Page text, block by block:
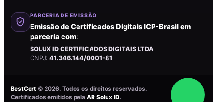
PARCERIA DE EMISSÃO
Emissão de Certificados Digitais ICP-Brasil em
parceria com:
SOLUX ID CERTIFICADOS DIGITAIS LTDA
CNPJ: 41.346.144/0001-81
BestCert © 2026. Todos os direitos reservados.
Certificados emitidos pela AR Solux ID.